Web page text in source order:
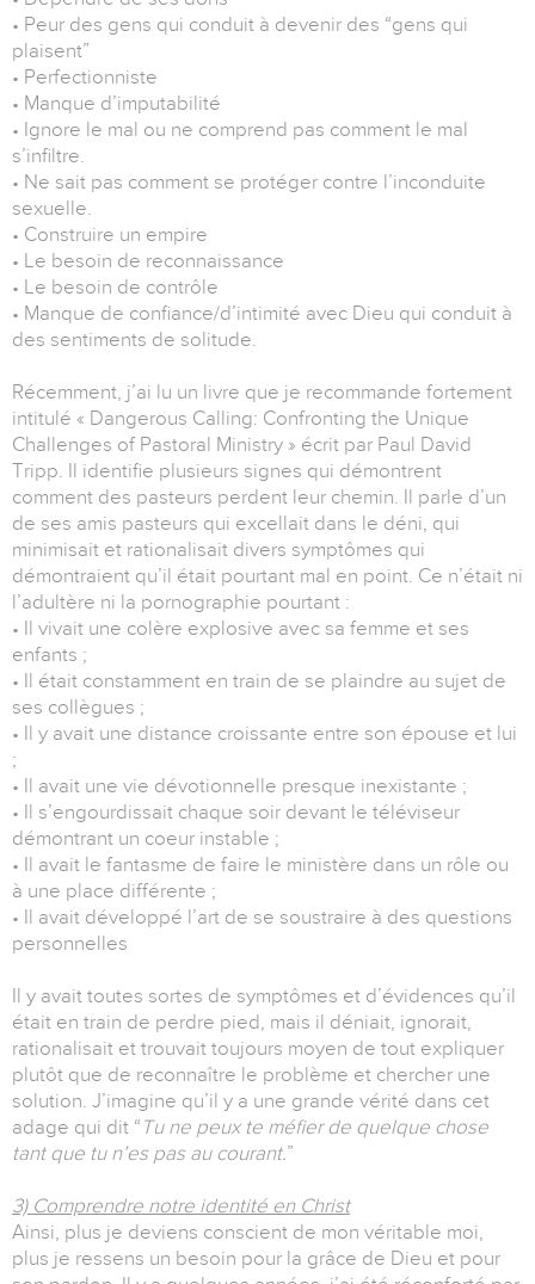
• Peur des gens qui conduit à devenir des “gens qui
plaisent”
• Perfectionniste
• Manque d’imputabilité
• Ignore le mal ou ne comprend pas comment le mal
s’infiltre.
• Ne sait pas comment se protéger contre l’inconduite
sexuelle.
• Construire un empire
• Le besoin de reconnaissance
• Le besoin de contrôle
• Manque de confiance/d’intimité avec Dieu qui conduit à
des sentiments de solitude.
Récemment, j’ai lu un livre que je recommande fortement
intitulé « Dangerous Calling: Confronting the Unique
Challenges of Pastoral Ministry » écrit par Paul David
Tripp. Il identifie plusieurs signes qui démontrent
comment des pasteurs perdent leur chemin. Il parle d’un
de ses amis pasteurs qui excellait dans le déni, qui
minimisait et rationalisait divers symptômes qui
démontraient qu’il était pourtant mal en point. Ce n’était ni
l’adultère ni la pornographie pourtant :
• Il vivait une colère explosive avec sa femme et ses
enfants ;
• Il était constamment en train de se plaindre au sujet de
ses collègues ;
• Il y avait une distance croissante entre son épouse et lui
;
• Il avait une vie dévotionnelle presque inexistante ;
• Il s’engourdissait chaque soir devant le téléviseur
démontrant un coeur instable ;
• Il avait le fantasme de faire le ministère dans un rôle ou
à une place différente ;
• Il avait développé l’art de se soustraire à des questions
personnelles
Il y avait toutes sortes de symptômes et d’évidences qu’il
était en train de perdre pied, mais il déniait, ignorait,
rationalisait et trouvait toujours moyen de tout expliquer
plutôt que de reconnaître le problème et chercher une
solution. J’imagine qu’il y a une grande vérité dans cet
adage qui dit “ Tu ne peux te méfier de quelque chose
tant que tu n’es pas au courant.”
3) Comprendre notre identité en Christ
Ainsi, plus je deviens conscient de mon véritable moi,
plus je ressens un besoin pour la grâce de Dieu et pour